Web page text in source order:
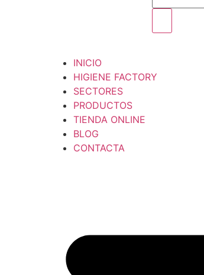
INICIO
HIGIENE FACTORY
SECTORES
PRODUCTOS
TIENDA ONLINE
BLOG
CONTACTA